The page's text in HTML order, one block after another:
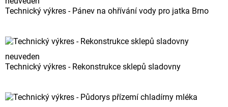
Technický výkres - Pánev na ohřívání vody pro jatka Brno
neuveden
Technický výkres - Rekonstrukce sklepů sladovny